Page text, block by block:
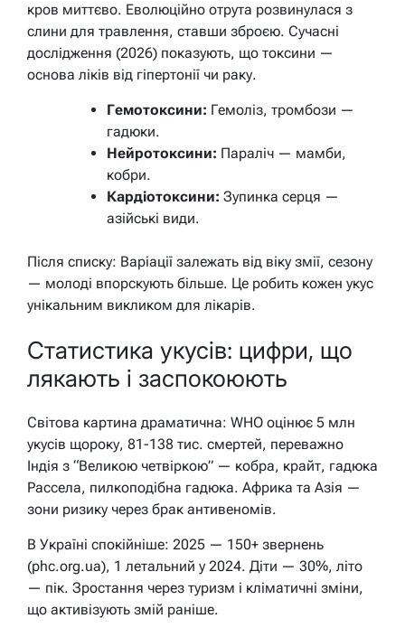
кров миттєво. Еволюційно отрута розвинулася з
слини для травлення, ставши зброєю. Сучасні
дослідження (2026) показують, що токсини —
основа ліків від гіпертонії чи раку.
Гемотоксини: Гемоліз, тромбози —
гадюки.
Нейротоксини: Параліч — мамби,
кобри.
Кардіотоксини: Зупинка серця —
азійські види.
Після списку: Варіації залежать від віку змії, сезону
— молоді впорскують більше. Це робить кожен укус
унікальним викликом для лікарів.
Статистика укусів: цифри, що
лякають і заспокоюють
Світова картина драматична: WHO оцінює 5 млн
укусів щороку, 81-138 тис. смертей, переважно
Індія з “Великою четвіркою” — кобра, крайт, гадюка
Рассела, пилкоподібна гадюка. Африка та Азія —
зони ризику через брак антивеномів.
В Україні спокійніше: 2025 — 150+ звернень
(phc.org.ua), 1 летальний у 2024. Діти — 30%, літо
— пік. Зростання через туризм і кліматичні зміни,
що активізують змій раніше.